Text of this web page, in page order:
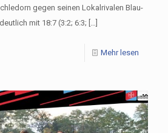
gegen seinen Lokalrivalen Blau-
mit 18:7 (3:2; 6:3; […]
Mehr lesen